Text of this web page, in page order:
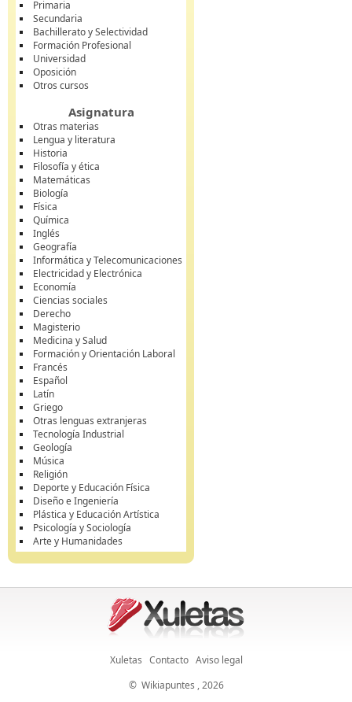
Primaria
Secundaria
Bachillerato y Selectividad
Formación Profesional
Universidad
Oposición
Otros cursos
Asignatura
Otras materias
Lengua y literatura
Historia
Filosofía y ética
Matemáticas
Biología
Física
Química
Inglés
Geografía
Informática y Telecomunicaciones
Electricidad y Electrónica
Economía
Ciencias sociales
Derecho
Magisterio
Medicina y Salud
Formación y Orientación Laboral
Francés
Español
Latín
Griego
Otras lenguas extranjeras
Tecnología Industrial
Geología
Música
Religión
Deporte y Educación Física
Diseño e Ingeniería
Plástica y Educación Artística
Psicología y Sociología
Arte y Humanidades
Xuletas Contacto Aviso legal
© Wikiapuntes , 2026